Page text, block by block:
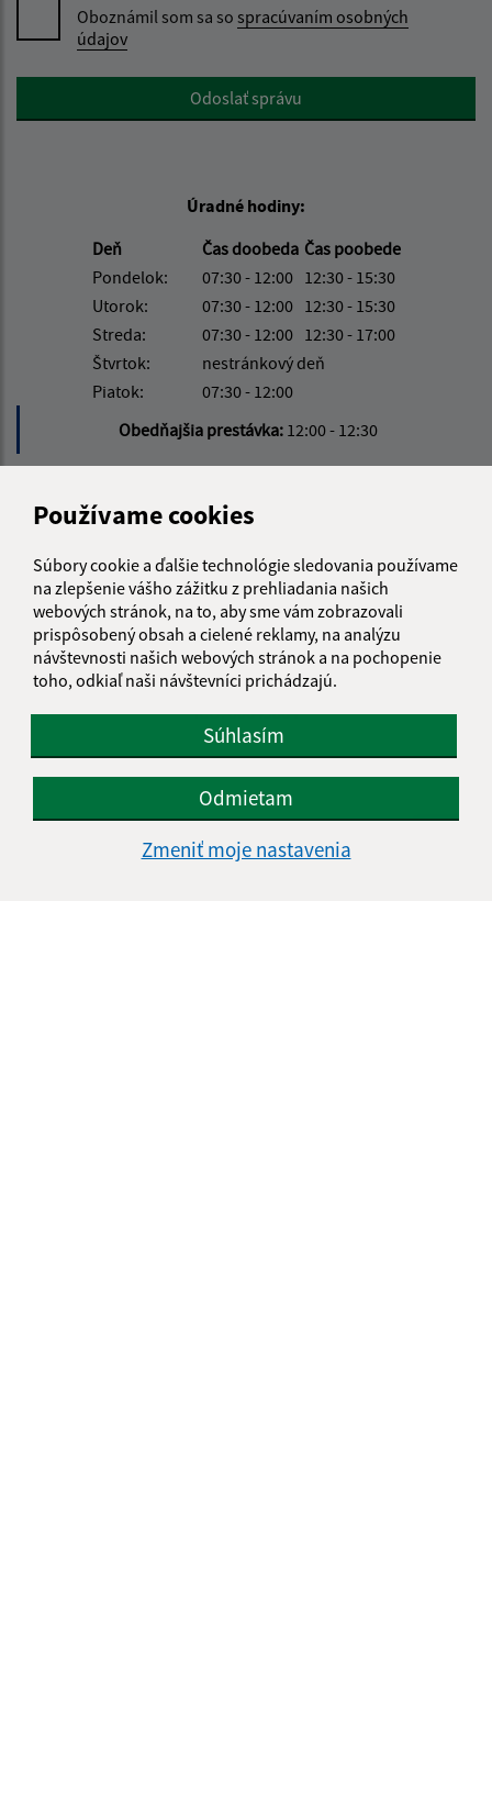
Používame cookies
Súbory cookie a ďalšie technológie sledovania používame
na zlepšenie vášho zážitku z prehliadania našich
webových stránok, na to, aby sme vám zobrazovali
prispôsobený obsah a cielené reklamy, na analýzu
návštevnosti našich webových stránok a na pochopenie
toho, odkiaľ naši návštevníci prichádzajú.
Súhlasím
Odmietam
Zmeniť moje nastavenia
Oboznámil som sa so spracúvaním osobných
údajov
Google reCaptcha ResponseOdoslať správu
Úradné hodiny:
Deň
Čas doobeda Čas poobede
Pondelok:
07:30 - 12:00 12:30 - 15:30
Utorok:
07:30 - 12:00 12:30 - 15:30
Streda:
07:30 - 12:00 12:30 - 17:00
Štvrtok:
nestránkový deň
Piatok:
07:30 - 12:00
Obedňajšia prestávka: 12:00 - 12:30
Kontakt:
Janice 54
980 42 Rimavská Seč
info@janice.sk
+421 475 593 124
IČO: 00649864